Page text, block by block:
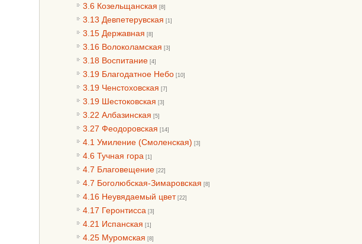
3.6 Козельщанская [8]
3.13 Девпетерувская [1]
3.15 Державная [8]
3.16 Волоколамская [3]
3.18 Воспитание [4]
3.19 Благодатное Небо [10]
3.19 Ченстоховская [7]
3.19 Шестоковская [3]
3.22 Албазинская [5]
3.27 Феодоровская [14]
4.1 Умиление (Смоленская) [3]
4.6 Тучная гора [1]
4.7 Благовещение [22]
4.7 Боголюбская-Зимаровская [8]
4.16 Неувядаемый цвет [22]
4.17 Геронтисса [3]
4.21 Испанская [1]
4.25 Муромская [8]